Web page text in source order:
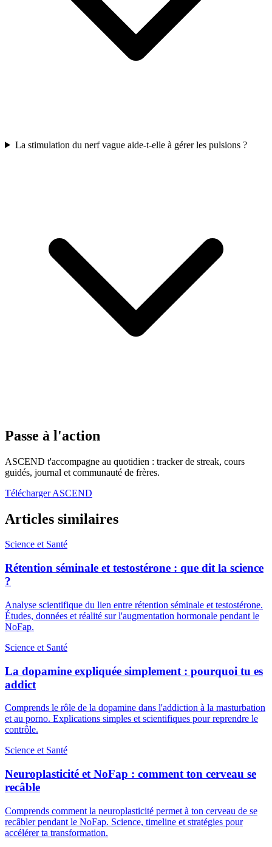
La stimulation du nerf vague aide-t-elle à gérer les pulsions ?
Passe à l'action
ASCEND t'accompagne au quotidien : tracker de streak, cours
guidés, journal et communauté de frères.
Télécharger ASCEND
Articles similaires
Science et Santé
Rétention séminale et testostérone : que dit la science
?
Analyse scientifique du lien entre rétention séminale et testostérone.
Études, données et réalité sur l'augmentation hormonale pendant le
NoFap.
Science et Santé
La dopamine expliquée simplement : pourquoi tu es
addict
Comprends le rôle de la dopamine dans l'addiction à la masturbation
et au porno. Explications simples et scientifiques pour reprendre le
contrôle.
Science et Santé
Neuroplasticité et NoFap : comment ton cerveau se
recâble
Comprends comment la neuroplasticité permet à ton cerveau de se
recâbler pendant le NoFap. Science, timeline et stratégies pour
accélérer ta transformation.